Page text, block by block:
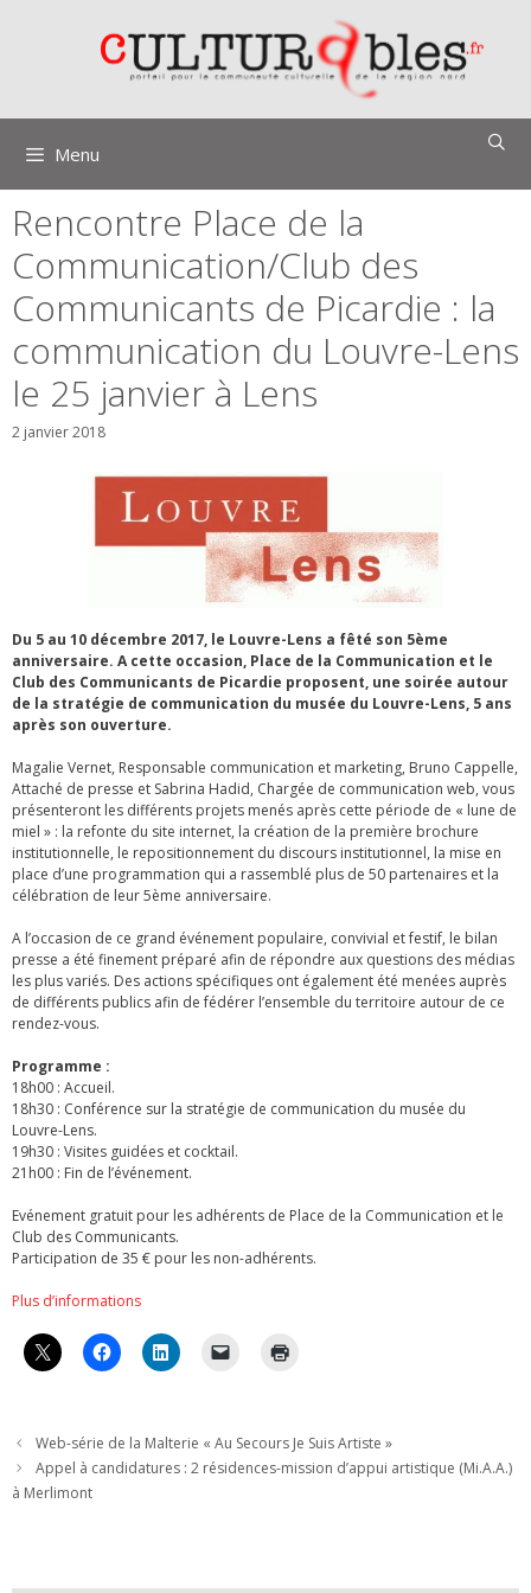
Menu
Rencontre Place de la
Communication/Club des
Communicants de Picardie : la
communication du Louvre-Lens
le 25 janvier à Lens
2 janvier 2018
Du 5 au 10 décembre 2017, le Louvre-Lens a fêté son 5ème
anniversaire. A cette occasion, Place de la Communication et le
Club des Communicants de Picardie proposent, une soirée autour
de la stratégie de communication du musée du Louvre-Lens, 5 ans
après son ouverture.
Magalie Vernet, Responsable communication et marketing, Bruno Cappelle,
Attaché de presse et Sabrina Hadid, Chargée de communication web, vous
présenteront les différents projets menés après cette période de « lune de
miel » : la refonte du site internet, la création de la première brochure
institutionnelle, le repositionnement du discours institutionnel, la mise en
place d’une programmation qui a rassemblé plus de 50 partenaires et la
célébration de leur 5ème anniversaire.
A l’occasion de ce grand événement populaire, convivial et festif, le bilan
presse a été finement préparé afin de répondre aux questions des médias
les plus variés. Des actions spécifiques ont également été menées auprès
de différents publics afin de fédérer l’ensemble du territoire autour de ce
rendez-vous.
Programme :
18h00 : Accueil.
18h30 : Conférence sur la stratégie de communication du musée du
Louvre-Lens.
19h30 : Visites guidées et cocktail.
21h00 : Fin de l’événement.
Evénement gratuit pour les adhérents de Place de la Communication et le
Club des Communicants.
Participation de 35 € pour les non-adhérents.
Plus d’informations
Web-série de la Malterie « Au Secours Je Suis Artiste »
Appel à candidatures : 2 résidences-mission d’appui artistique (Mi.A.A.)
à Merlimont